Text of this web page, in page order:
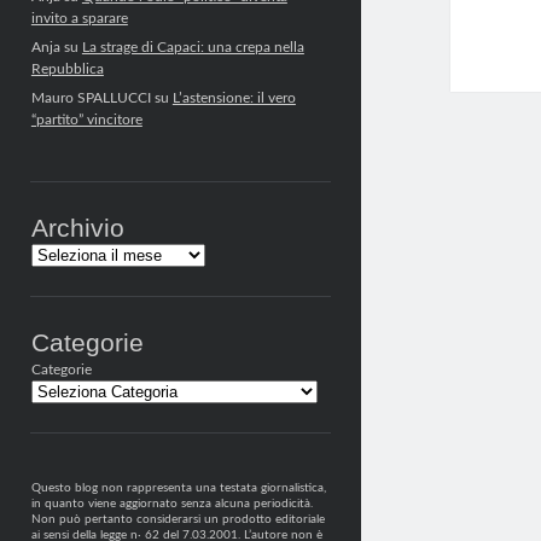
invito a sparare
Anjasu La strage di Capaci: una crepa nella
Repubblica
Mauro SPALLUCCIsu L’astensione: il vero
“partito” vincitore
Archivio
Archivi
Categorie
Categorie
Questo blog non rappresenta una testata giornalistica,
in quanto viene aggiornato senza alcuna periodicità.
Non può pertanto considerarsi un prodotto editoriale
ai sensi della legge n· 62 del 7.03.2001. L’autore non è